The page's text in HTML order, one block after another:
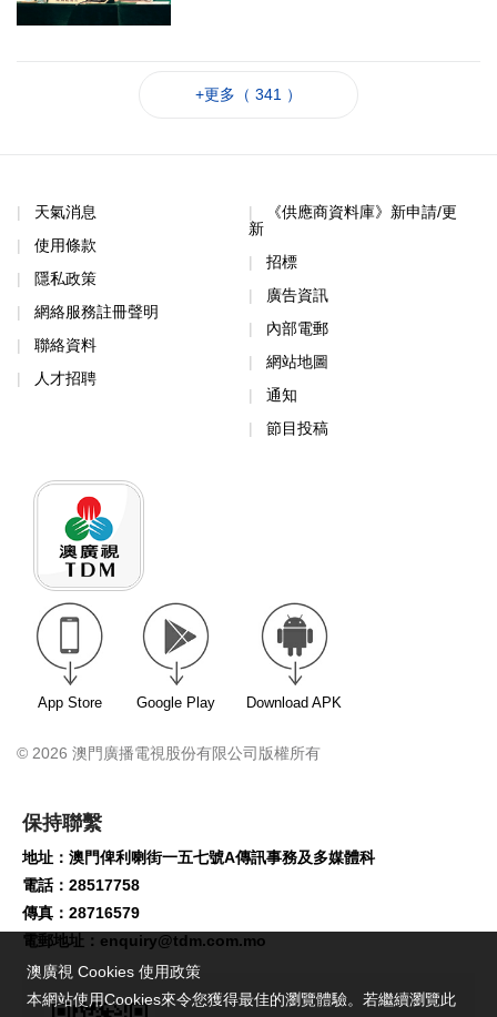
+更多（ 341 ）
天氣消息
使用條款
隱私政策
網絡服務註冊聲明
聯絡資料
人才招聘
《供應商資料庫》新申請/更
新
招標
廣告資訊
內部電郵
網站地圖
通知
節目投稿
App Store Google Play Download APK
© 2026 澳門廣播電視股份有限公司版權所有
保持聯繫
地址：澳門俾利喇街一五七號A傳訊事務及多媒體科
電話：28517758
傳真：28716579
電郵地址： enquiry@tdm.com.mo
澳廣視 Cookies 使用政策
本網站使用Cookies來令您獲得最佳的瀏覽體驗。若繼續瀏覽此